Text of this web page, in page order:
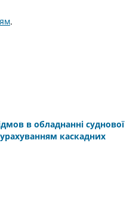
.
в обладнанні суднової
каскадних